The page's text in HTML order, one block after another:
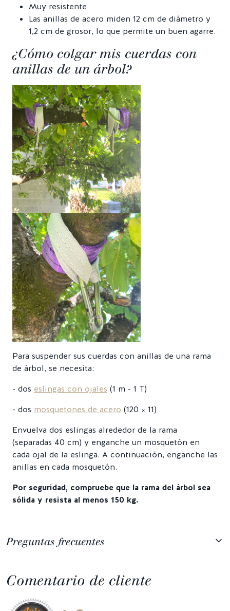
Muy resistente
Las anillas de acero miden 12 cm de diámetro y
1,2 cm de grosor, lo que permite un buen agarre.
¿Cómo colgar mis cuerdas con
anillas de un árbol?
Para suspender sus cuerdas con anillas de una rama
de árbol, se necesita:
- dos eslingas con ojales (1 m - 1 T)
- dos mosquetones de acero (120 × 11)
Envuelva dos eslingas alrededor de la rama
(separadas 40 cm) y enganche un mosquetón en
cada ojal de la eslinga. A continuación, enganche las
anillas en cada mosquetón.
Por seguridad, compruebe que la rama del árbol sea
sólida y resista al menos 150 kg.
Preguntas frecuentes
Comentario de cliente